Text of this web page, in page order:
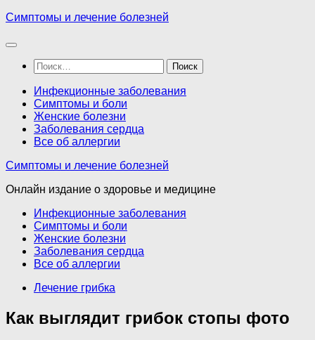
Перейти
содержимому
Симптомы и лечение болезней
Найти:
Инфекционные заболевания
Симптомы и боли
Женские болезни
Заболевания сердца
Все об аллергии
Симптомы и лечение болезней
Онлайн издание о здоровье и медицине
Инфекционные заболевания
Симптомы и боли
Женские болезни
Заболевания сердца
Все об аллергии
Лечение грибка
Как выглядит грибок стопы фото